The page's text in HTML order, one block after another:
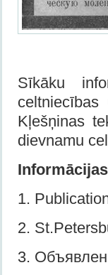
Sīkāku
Kļešņinas
dievnamu
1.
2.
3.